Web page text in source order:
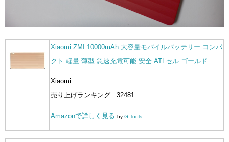
Xiaomi ZMI 10000mAh 大容量モバイルバッテリー コンパ
クト 軽量 薄型 急速充電可能 安全 ATLセル ゴールド
Xiaomi
売り上げランキング : 32481
Amazonで詳しく見る by G-Tools